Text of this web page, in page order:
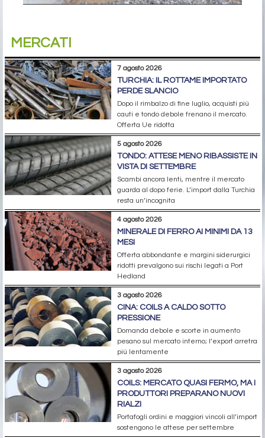
MERCATI
7 agosto 2026
TURCHIA: IL ROTTAME IMPORTATO
PERDE SLANCIO
Dopo il rimbalzo di fine luglio, acquisti più
cauti e tondo debole frenano il mercato.
Offerta Ue ridotta
5 agosto 2026
TONDO: ATTESE MENO RIBASSISTE IN
VISTA DI SETTEMBRE
Scambi ancora lenti, mentre il mercato
guarda al dopo ferie. L’import dalla Turchia
resta un’incognita
4 agosto 2026
MINERALE DI FERRO AI MINIMI DA 13
MESI
Offerta abbondante e margini siderurgici
ridotti prevalgono sui rischi legati a Port
Hedland
3 agosto 2026
CINA: COILS A CALDO SOTTO
PRESSIONE
Domanda debole e scorte in aumento
pesano sul mercato interno; l’export arretra
più lentamente
3 agosto 2026
COILS: MERCATO QUASI FERMO, MA I
PRODUTTORI PREPARANO NUOVI
RIALZI
Portafogli ordini e maggiori vincoli all’import
sostengono le attese per settembre